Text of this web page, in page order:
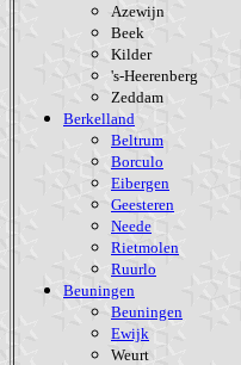
Azewijn
Beek
Kilder
's-Heerenberg
Zeddam
Berkelland
Beltrum
Borculo
Eibergen
Geesteren
Neede
Rietmolen
Ruurlo
Beuningen
Beuningen
Ewijk
Weurt